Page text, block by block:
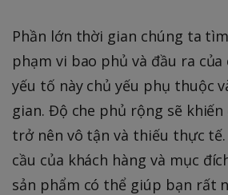
Phần lớn thời gian chúng ta
phạm vi bao phủ và đầu ra của
yếu tố này chủ yếu phụ thuộc
gian. Độ che phủ rộng sẽ khiến
trở nên vô tận và thiếu thực tế.
cầu của khách hàng và mục
sản phẩm có thể giúp bạn rất